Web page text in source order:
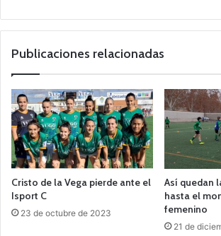
we
Publicaciones relacionadas
Cristo de la Vega pierde ante el
Isport C
23 de octubre de 2023
Así quedan
hasta el
femenino
21 de